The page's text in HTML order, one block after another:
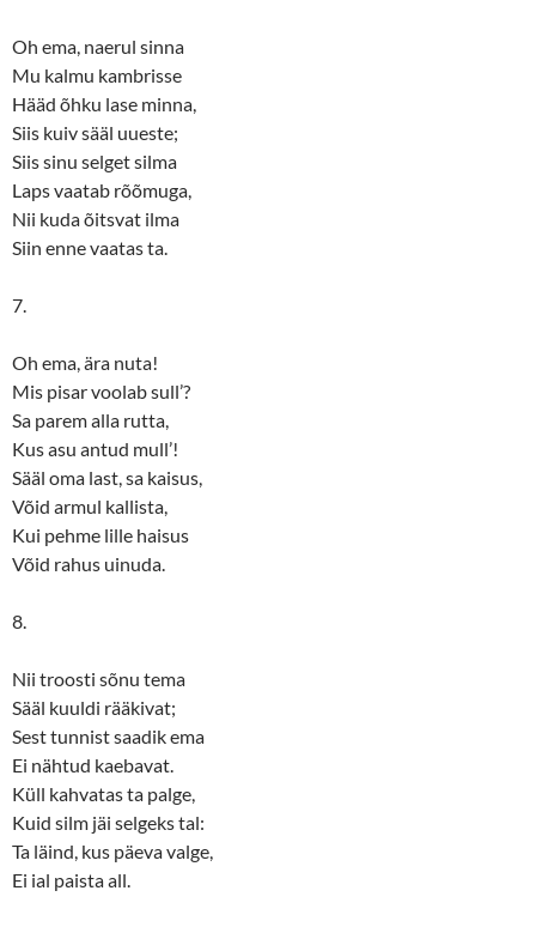
Oh ema, naerul sinna
Mu kalmu kambrisse
Hääd õhku lase minna,
Siis kuiv sääl uueste;
Siis sinu selget silma
Laps vaatab rõõmuga,
Nii kuda õitsvat ilma
Siin enne vaatas ta.
7.
Oh ema, ära nuta!
Mis pisar voolab sull’?
Sa parem alla rutta,
Kus asu antud mull’!
Sääl oma last, sa kaisus,
Võid armul kallista,
Kui pehme lille haisus
Võid rahus uinuda.
8.
Nii troosti sõnu tema
Sääl kuuldi rääkivat;
Sest tunnist saadik ema
Ei nähtud kaebavat.
Küll kahvatas ta palge,
Kuid silm jäi selgeks tal:
Ta läind, kus päeva valge,
Ei ial paista all.